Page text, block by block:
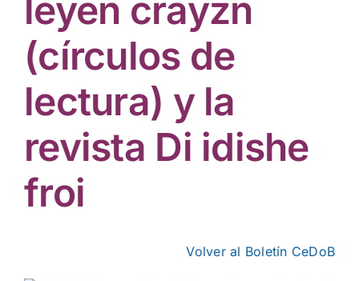
leyen crayzn
(círculos de
lectura) y la
revista Di idishe
froi
Volver al Boletín CeDoB